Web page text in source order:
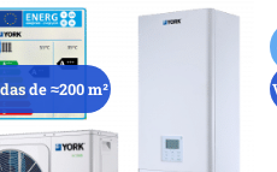
de ≈200 m²